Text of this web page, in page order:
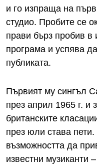
и го изпраща на
студио. Пробите се
прави бърз пробив в
програма и успява
публиката.
Първият му сингъл
през април 1965 г. и
британските
през юли става
възможността да
известни музиканти